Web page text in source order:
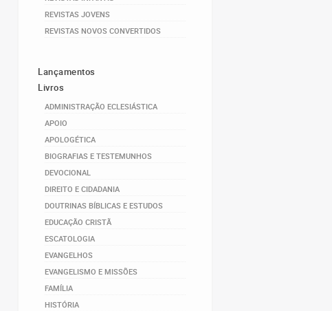
REVISTAS JOVENS
REVISTAS NOVOS CONVERTIDOS
Lançamentos
Livros
ADMINISTRAÇÃO ECLESIÁSTICA
APOIO
APOLOGÉTICA
BIOGRAFIAS E TESTEMUNHOS
DEVOCIONAL
DIREITO E CIDADANIA
DOUTRINAS BÍBLICAS E ESTUDOS
EDUCAÇÃO CRISTÃ
ESCATOLOGIA
EVANGELHOS
EVANGELISMO E MISSÕES
FAMÍLIA
HISTÓRIA